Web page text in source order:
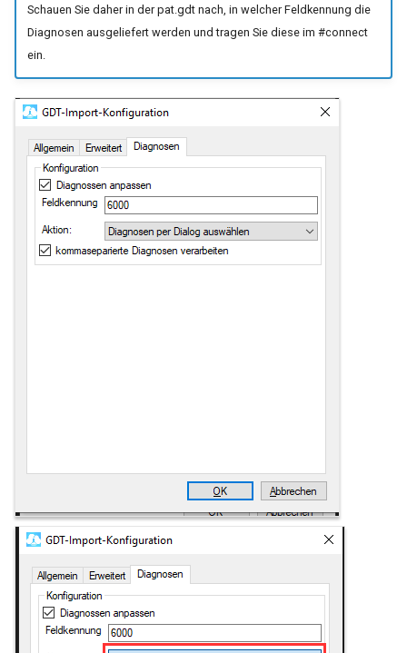
Schauen Sie daher in der pat.gdt nach, in welcher Feldkennung die
Diagnosen ausgeliefert werden und tragen Sie diese im #connect
ein.